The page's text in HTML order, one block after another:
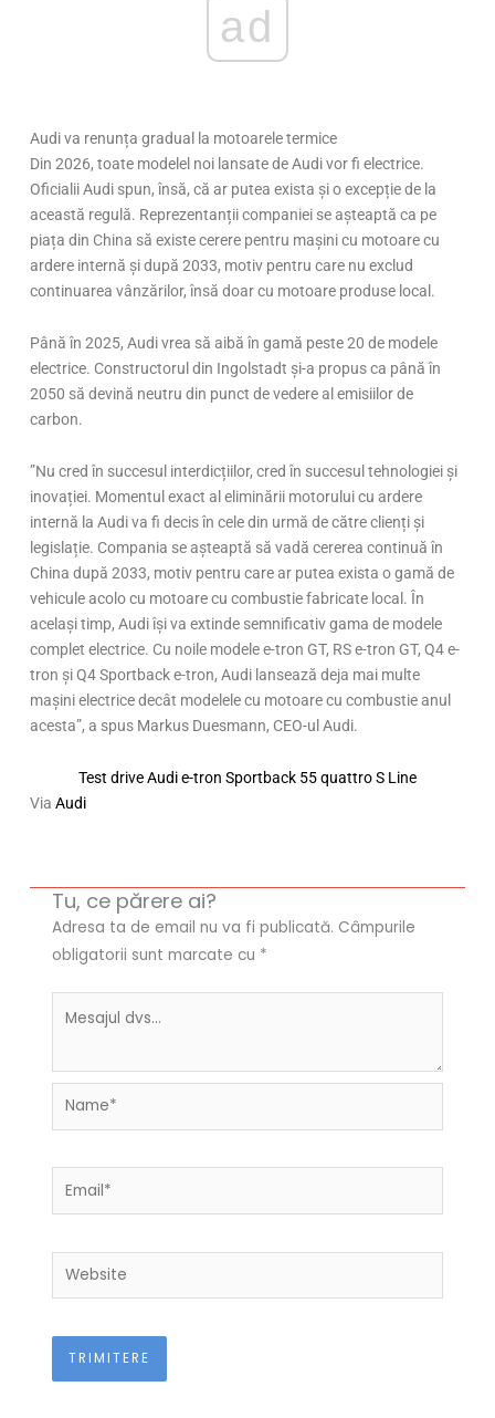
ad
Audi va renunța gradual la motoarele termice
Din 2026, toate modelel noi lansate de Audi vor fi electrice.
Oficialii Audi spun, însă, că ar putea exista și o excepție de la
această regulă. Reprezentanții companiei se așteaptă ca pe
piața din China să existe cerere pentru mașini cu motoare cu
ardere internă și după 2033, motiv pentru care nu exclud
continuarea vânzărilor, însă doar cu motoare produse local.
Până în 2025, Audi vrea să aibă în gamă peste 20 de modele
electrice. Constructorul din Ingolstadt și-a propus ca până în
2050 să devină neutru din punct de vedere al emisiilor de
carbon.
”Nu cred în succesul interdicțiilor, cred în succesul tehnologiei și
inovației. Momentul exact al eliminării motorului cu ardere
internă la Audi va fi decis în cele din urmă de către clienți și
legislație. Compania se așteaptă să vadă cererea continuă în
China după 2033, motiv pentru care ar putea exista o gamă de
vehicule acolo cu motoare cu combustie fabricate local. În
același timp, Audi își va extinde semnificativ gama de modele
complet electrice. Cu noile modele e-tron GT, RS e-tron GT, Q4 e-
tron și Q4 Sportback e-tron, Audi lansează deja mai multe
mașini electrice decât modelele cu motoare cu combustie anul
acesta”, a spus Markus Duesmann, CEO-ul Audi.
Test drive Audi e-tron Sportback 55 quattro S Line
ViaAudi
Tu, ce părere ai?
Adresa ta de email nu va fi publicată. Câmpurile
obligatorii sunt marcate cu *
Name*
Email*
Website